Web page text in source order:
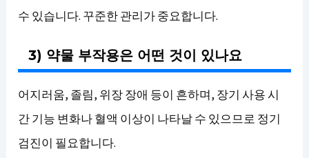
수 있습니다. 꾸준한 관리가 중요합니다.
3) 약물 부작용은 어떤 것이 있나요
어지러움, 졸림, 위장 장애 등이 흔하며, 장기 사용 시
간 기능 변화나 혈액 이상이 나타날 수 있으므로 정기
검진이 필요합니다.